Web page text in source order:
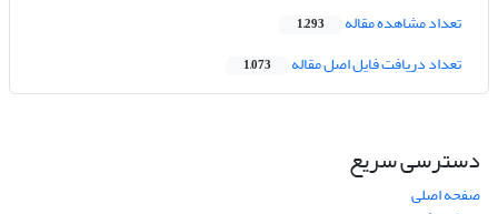
تعداد مشاهده مقاله 1,293
تعداد دریافت فایل اصل مقاله 1,073
دسترسی سریع
صفحه اصلی